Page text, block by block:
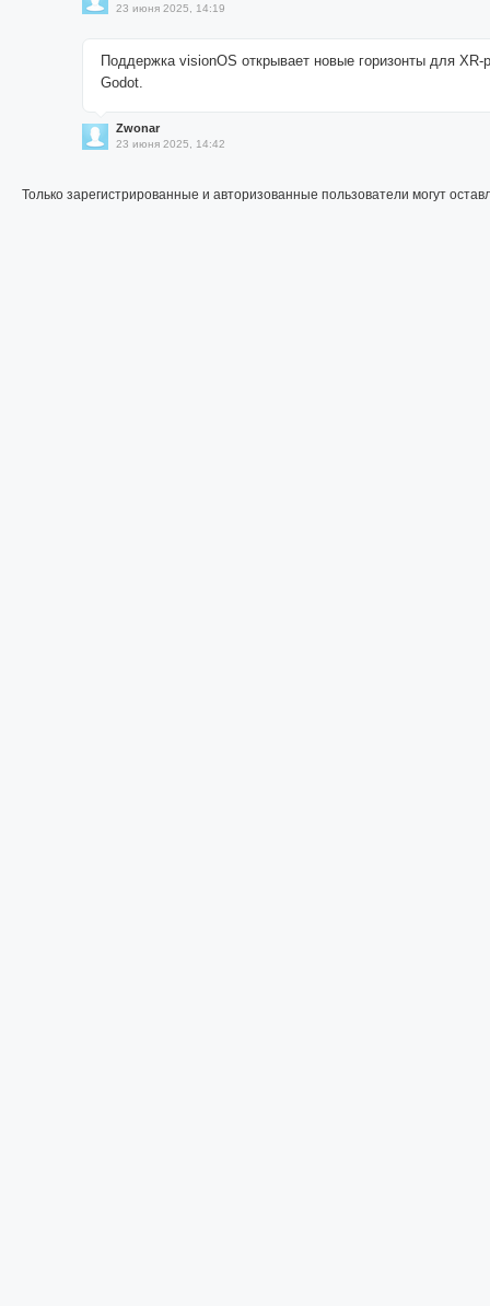
23 июня 2025, 14:19
Поддержка visionOS открывает новые горизонты для XR-
Godot.
Zwonar
23 июня 2025, 14:42
Только зарегистрированные и авторизованные пользователи могут